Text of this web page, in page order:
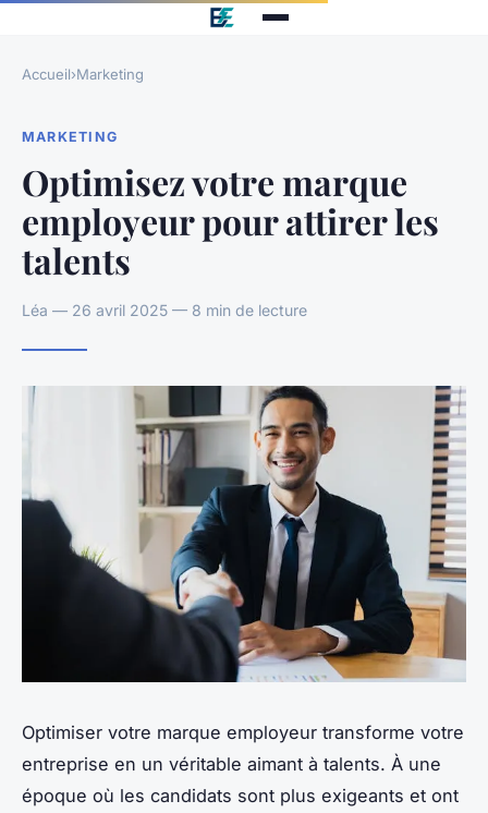
Accueil›Marketing
MARKETING
Optimisez votre marque
employeur pour attirer les
talents
Léa — 26 avril 2025 — 8 min de lecture
Optimiser votre marque employeur transforme votre
entreprise en un véritable aimant à talents. À une
époque où les candidats sont plus exigeants et ont